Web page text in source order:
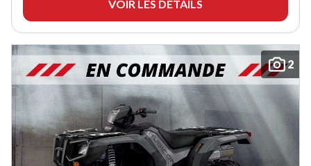
VOIR LES DÉTAILS
2